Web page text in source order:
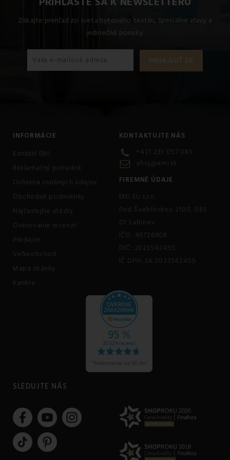
Vankúš 50x50, Vankúš 45x45, Vankúš 40x40, Vankúš
35x45, Obliečka na vankúš valec veľký, Obliečka na vankúš
valec malý, Vankúš 40x50, Iný rozmer telefonicky.
Získajte prehľad zo sveta bytového textilu, špeciálne zľavy a
jedinečné ponuky.
INFORMÁCIE
Kontakt EMI
Reklamačný poriadok
Ochrana osobných údajov
Obchodné podmienky
Najčastejšie otázky
Overovanie recenzií
Predajne
Veľkoobchod
Mapa stránky
Kariéra
KONTAKTUJTE NÁS
+421 233 057 083
ahoj@emi.sk
FIREMNÉ ÚDAJE
EMI EU s.r.o.
Pod Švabľovkou 2100, 083
01 Sabinov
IČO: 46726608
DIČ: 2023542455
IČ DPH: SK 2023542455
SLEDUJTE NÁS